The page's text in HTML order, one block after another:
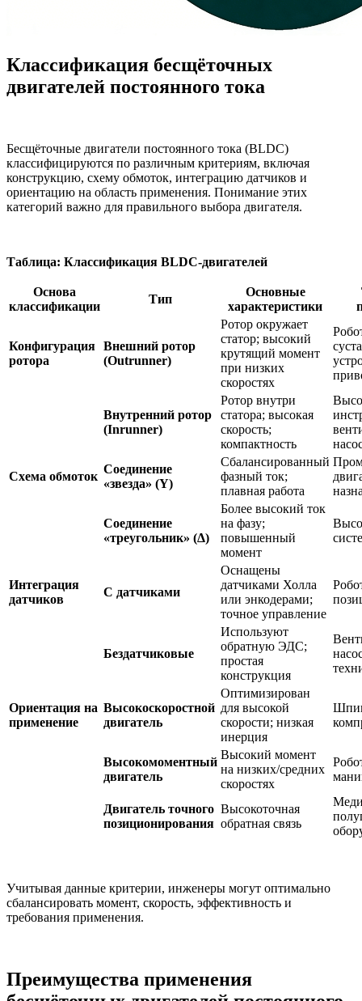
Классификация бесщёточных
двигателей постоянного тока
Бесщёточные двигатели постоянного тока (BLDC)
классифицируются по различным критериям, включая
конструкцию, схему обмоток, интеграцию датчиков и
ориентацию на область применения. Понимание этих
категорий важно для правильного выбора двигателя.
Таблица: Классификация BLDC-двигателей
Основа
классификации
Тип
Основные
характеристики
Конфигурация
ротора
Внешний ротор
(Outrunner)
Ротор окружает
статор; высокий
крутящий момент
при низких
скоростях
Внутренний ротор
(Inrunner)
Ротор внутри
статора; высокая
скорость;
компактность
Схема обмоток
Соединение
«звезда» (Y)
Сбалансированный
фазный ток;
плавная работа
Соединение
«треугольник» (Δ)
Более высокий ток
на фазу;
повышенный
момент
Интеграция
датчиков
С датчиками
Оснащены
датчиками Холла
или энкодерами;
точное управление
Бездатчиковые
Используют
обратную ЭДС;
простая
конструкция
Ориентация на
применение
Высокоскоростной
двигатель
Оптимизирован
для высокой
скорости; низкая
инерция
Высокомоментный
двигатель
Высокий момент
на низких/средних
скоростях
Двигатель точного
позиционирования
Высокоточная
обратная связь
Учитывая данные критерии, инженеры могут оптимально
сбалансировать момент, скорость, эффективность и
требования применения.
Преимущества применения